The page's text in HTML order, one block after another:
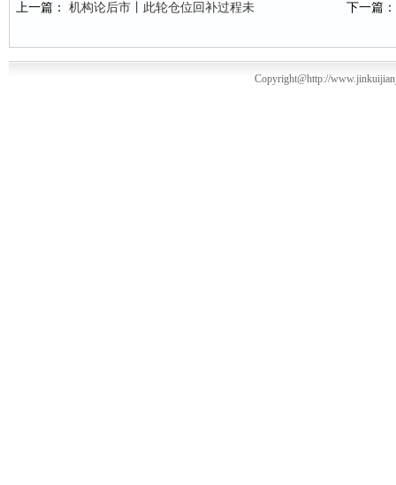
上一篇： 机构论后市丨此轮仓位回补过程未 下一篇
Copyright@http://